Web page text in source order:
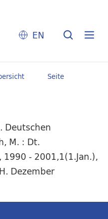
EN
Seite
M. : Dt.
- 2001,1(1.Jan.),
Dezember